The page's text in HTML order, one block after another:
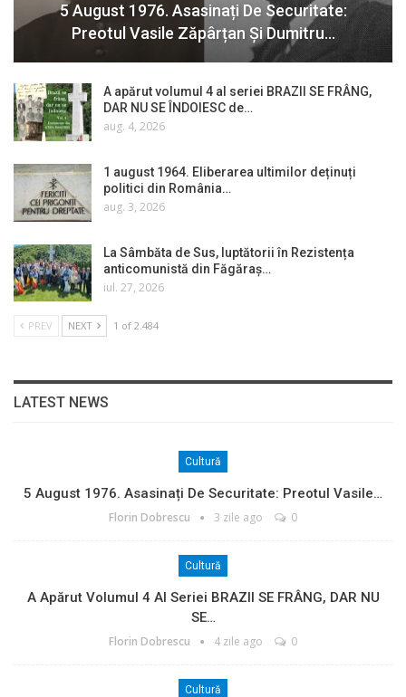
5 August 1976. Asasinați De Securitate:
Preotul Vasile Zăpârțan Și Dumitru…
A apărut volumul 4 al seriei BRAZII SE FRÂNG,
DAR NU SE ÎNDOIESC de…
aug. 4, 2026
1 august 1964. Eliberarea ultimilor deținuți
politici din România…
aug. 3, 2026
La Sâmbăta de Sus, luptătorii în Rezistența
anticomunistă din Făgăraș…
iul. 27, 2026
PREV NEXT 1 of 2.484
LATEST NEWS
Cultură
5 August 1976. Asasinați De Securitate: Preotul Vasile…
Florin Dobrescu 3 zile ago 0
Cultură
A Apărut Volumul 4 Al Seriei BRAZII SE FRÂNG, DAR NU
SE…
Florin Dobrescu 4 zile ago 0
Cultură